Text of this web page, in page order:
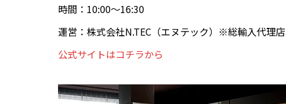
時間：10:00〜16:30
運営：株式会社N.TEC（エヌテック）※総輸入代理店
公式サイトはコチラから